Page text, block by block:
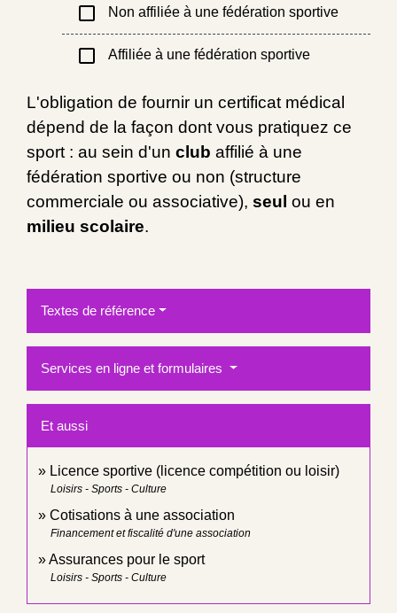
check_box_outline_blank Non affiliée à une fédération sportive
check_box_outline_blank Affiliée à une fédération sportive
L'obligation de fournir un certificat médical
dépend de la façon dont vous pratiquez ce
sport : au sein d'un club affilié à une
fédération sportive ou non (structure
commerciale ou associative), seul ou en
milieu scolaire.
Textes de référence
Services en ligne et formulaires
Et aussi
Licence sportive (licence compétition ou loisir)
Loisirs - Sports - Culture
Cotisations à une association
Financement et fiscalité d'une association
Assurances pour le sport
Loisirs - Sports - Culture